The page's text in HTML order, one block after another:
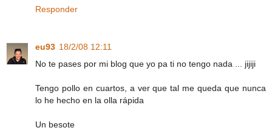
Responder
eu93 18/2/08 12:11
No te pases por mi blog que yo pa ti no tengo nada ... jijiji
Tengo pollo en cuartos, a ver que tal me queda que nunca
lo he hecho en la olla rápida
Un besote